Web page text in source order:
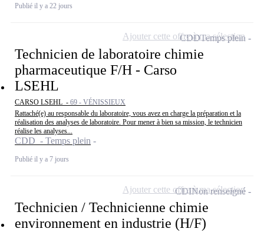
Publié il y a 22 jours
Technicien de laboratoire chimie
pharmaceutique F/H - Carso
LSEHL
CARSO LSEHL - 69 - VÉNISSIEUX
Rattaché(e) au responsable du laboratoire, vous avez en charge la préparation et la
réalisation des analyses de laboratoire. Pour mener à bien sa mission, le technicien
réalise les analyses...
CDD - Temps plein
Publié il y a 7 jours
CDDTemps plein
Ajouter cette offre à ma sélection
Technicien / Technicienne chimie
environnement en industrie (H/F)
CDINon renseigné
Ajouter cette offre à ma sélection